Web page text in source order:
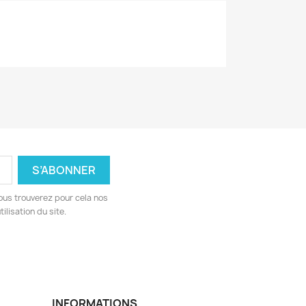
trouverez pour cela nos
du site.